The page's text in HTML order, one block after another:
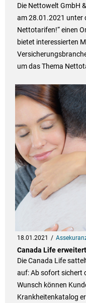
Die Nettowelt GmbH
am 28.01.2021 unter
Nettotarifen!“ einen
bietet interessierten
um das Thema
18.01.2021
Canada Life
Die Canada Life
auf: Ab sofort sichert
Wunsch können
Krankheitenkatalog